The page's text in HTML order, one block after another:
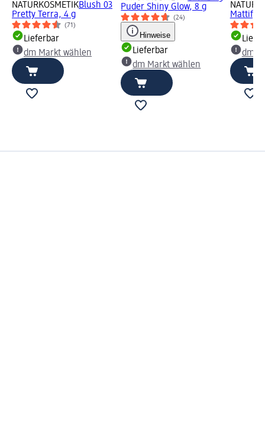
NATURKOSMETIKBlush 03
Pretty Terra, 4 g
(71)
Lieferbar
dm Markt wählen
Puder Shiny Glow, 8 g
(24)
Hinweise
Lieferbar
dm Markt wählen
dm